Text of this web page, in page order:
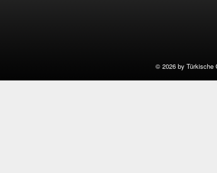
© 2026 by Türkische